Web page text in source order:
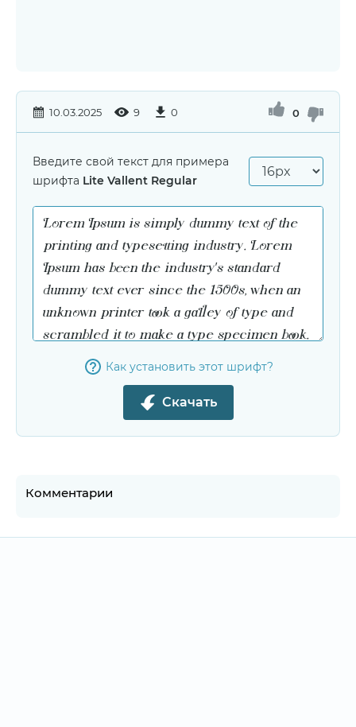
10.03.2025 9 0 0
Введите свой текст для примера
шрифта Lite Vallent Regular
Как установить этот шрифт?
Скачать
Комментарии